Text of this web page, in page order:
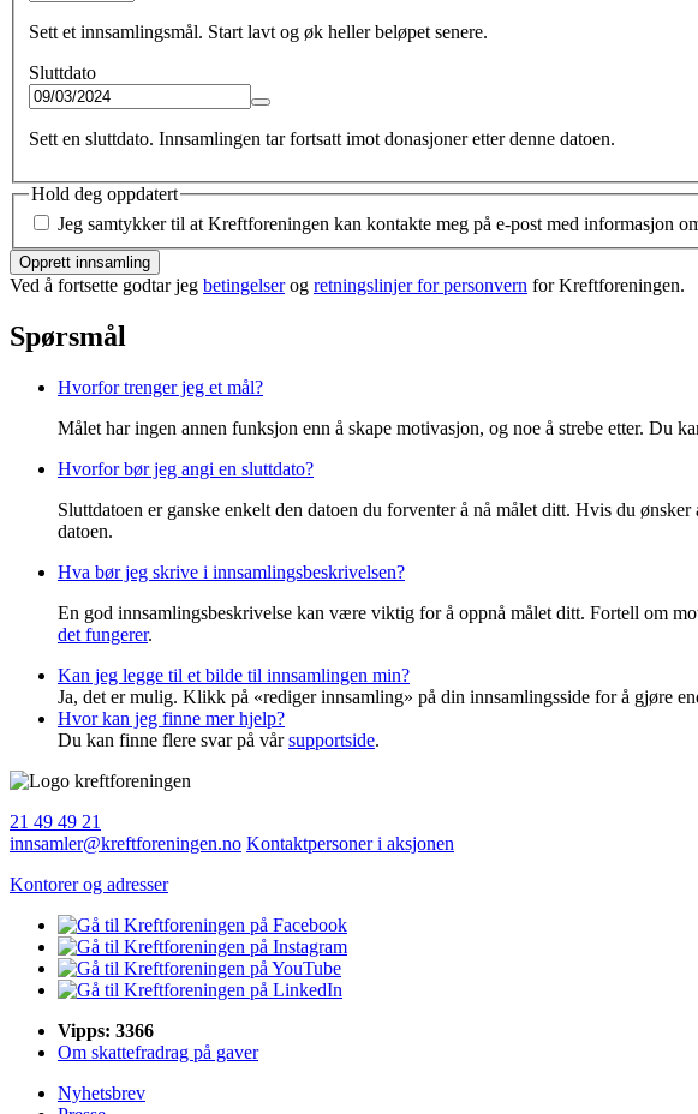
Sett et innsamlingsmål. Start lavt og øk heller beløpet senere.
Sluttdato
Sett en sluttdato. Innsamlingen tar fortsatt imot donasjoner etter denne datoen.
Hold deg oppdatert
Jeg samtykker til at Kreftforeningen kan kontakte meg på e-post med informasjon
Opprett innsamling
Ved å fortsette godtar jeg betingelserog retningslinjer for personvern for Kreftforeningen.
Spørsmål
Hvorfor trenger jeg et mål?
Målet har ingen annen funksjon enn å skape motivasjon, og noe å strebe etter. Du
Hvorfor bør jeg angi en sluttdato?
Sluttdatoen er ganske enkelt den datoen du forventer å nå målet ditt. Hvis du
datoen.
Hva bør jeg skrive i innsamlingsbeskrivelsen?
En god innsamlingsbeskrivelse kan være viktig for å oppnå målet ditt. Fortell om
det fungerer.
Kan jeg legge til et bilde til innsamlingen min?
Ja, det er mulig. Klikk på «rediger innsamling» på din innsamlingsside for å gjøre
Hvor kan jeg finne mer hjelp?
Du kan finne flere svar på vårsupportside.
21 49 49 21
innsamler@kreftforeningen.no Kontaktpersoner i aksjonen
Kontorer og adresser
Vipps: 3366
Om skattefradrag på gaver
Nyhetsbrev